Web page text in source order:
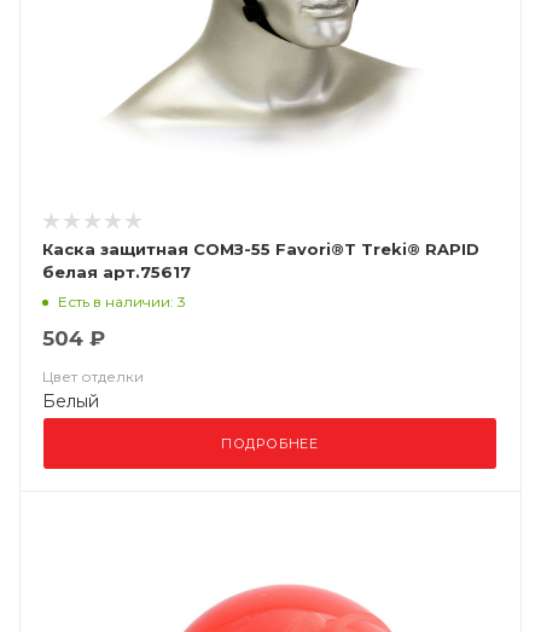
Каска защитная СОМЗ-55 Favori®T Treki® RAPID
белая арт.75617
Есть в наличии: 3
504 ₽
Цвет отделки
Белый
ПОДРОБНЕЕ